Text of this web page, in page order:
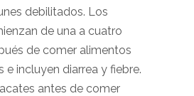
debilitados. Los
de una a cuatro
de comer alimentos
e incluyen diarrea y fiebre.
antes de comer